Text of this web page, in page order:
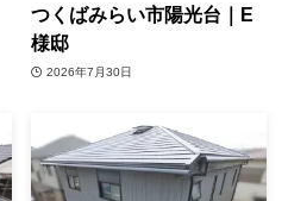
つくばみらい市陽光台｜E
様邸
2026年7月30日